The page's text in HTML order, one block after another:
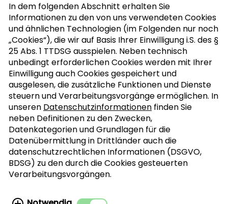
Abonnieren Sie unseren Fach-Newsletter
Anrede >
ABONNIEREN
Ich bin mit der Verarbeitung meiner
personenbezogenen Daten für den Newsletter-
Versand einverstanden. Diese Vereinbarung
kann jederzeit widerrufen werden. Weitere
Informationen finden Sie in der
In dem folgenden Abschnitt erhalten Sie
Informationen zu den von uns verwendeten Cookies
und ähnlichen Technologien (im Folgenden nur noch
„Cookies“), die wir auf Basis Ihrer Einwilligung i.S. des §
25 Abs. 1 TTDSG ausspielen. Neben technisch
unbedingt erforderlichen Cookies werden mit Ihrer
Einwilligung auch Cookies gespeichert und
ausgelesen, die zusätzliche Funktionen und Dienste
steuern und Verarbeitungsvorgänge ermöglichen. In
unseren Datenschutzinformationen finden Sie
neben Definitionen zu den Zwecken,
Datenkategorien und Grundlagen für die
Datenübermittlung in Drittländer auch die
datenschutzrechtlichen Informationen (DSGVO,
BDSG) zu den durch die Cookies gesteuerten
Verarbeitungsvorgängen.